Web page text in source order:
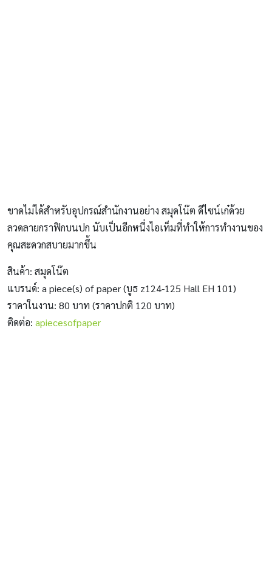
ขาดไม่ได้สำหรับอุปกรณ์สำนักงานอย่าง สมุดโน๊ต ดีไซน์เก๋ด้วย
ลวดลายกราฟิกบนปก นับเป็นอีกหนึ่งไอเท็มที่ทำให้การทำงานของ
คุณสะดวกสบายมากขึ้น
สินค้า: สมุดโน๊ต
แบรนด์: a piece(s) of paper (บูธ z124-125 Hall EH 101)
ราคาในงาน: 80 บาท (ราคาปกติ 120 บาท)
ติดต่อ: apiecesofpaper